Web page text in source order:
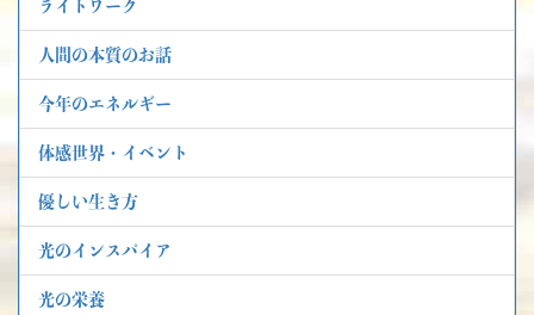
ライトワーク
人間の本質のお話
今年のエネルギー
体感世界・イベント
優しい生き方
光のインスパイア
光の栄養